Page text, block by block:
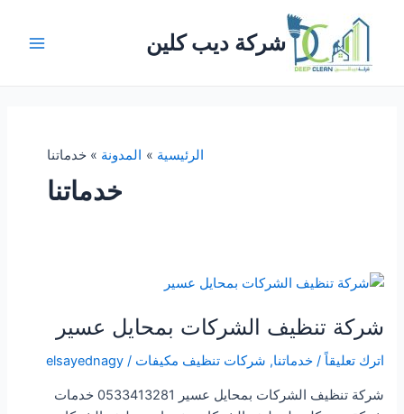
شركة ديب كلين
الرئيسية المدونة خدماتنا
خدماتنا
شركة تنظيف الشركات بمحايل عسير
اترك تعليقاً /خدماتنا, شركات تنظيف مكيفات /
elsayednagy
شركة تنظيف الشركات بمحايل عسير 0533413281 خدمات